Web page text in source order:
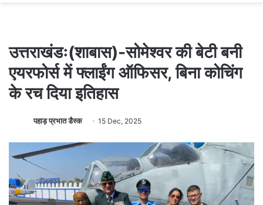
उत्तराखंडः(शाबास)-सोमेश्वर की बेटी बनी
एयरफोर्स में फ्लाईंग ऑफिसर, बिना कोचिंग
के रच दिया इतिहास
पहाड़ प्रभात डैस्क 15 Dec, 2025